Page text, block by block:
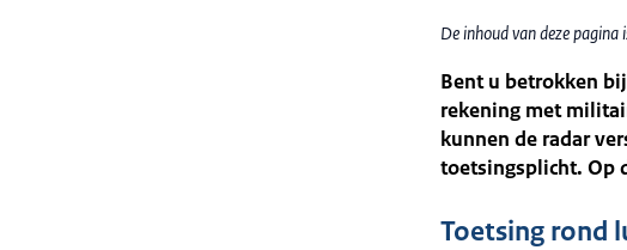
De inhoud van deze
Bent u betrokken
rekening met
kunnen de radar
toetsingsplicht. Op
Toetsing rond